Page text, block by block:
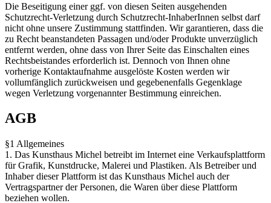
Die Beseitigung einer ggf. von diesen Seiten ausgehenden
Schutzrecht-Verletzung durch Schutzrecht-InhaberInnen selbst darf
nicht ohne unsere Zustimmung stattfinden. Wir garantieren, dass die
zu Recht beanstandeten Passagen und/oder Produkte unverzüglich
entfernt werden, ohne dass von Ihrer Seite das Einschalten eines
Rechtsbeistandes erforderlich ist. Dennoch von Ihnen ohne
vorherige Kontaktaufnahme ausgelöste Kosten werden wir
vollumfänglich zurückweisen und gegebenenfalls Gegenklage
wegen Verletzung vorgenannter Bestimmung einreichen.
AGB
§1 Allgemeines
1. Das Kunsthaus Michel betreibt im Internet eine Verkaufsplattform
für Grafik, Kunstdrucke, Malerei und Plastiken. Als Betreiber und
Inhaber dieser Plattform ist das Kunsthaus Michel auch der
Vertragspartner der Personen, die Waren über diese Plattform
beziehen wollen.